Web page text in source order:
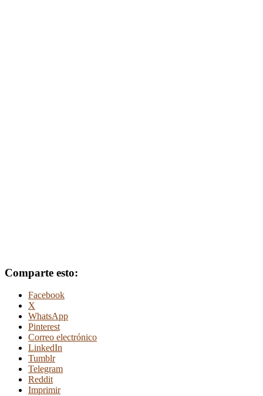
Comparte esto:
Facebook
X
WhatsApp
Pinterest
Correo electrónico
LinkedIn
Tumblr
Telegram
Reddit
Imprimir